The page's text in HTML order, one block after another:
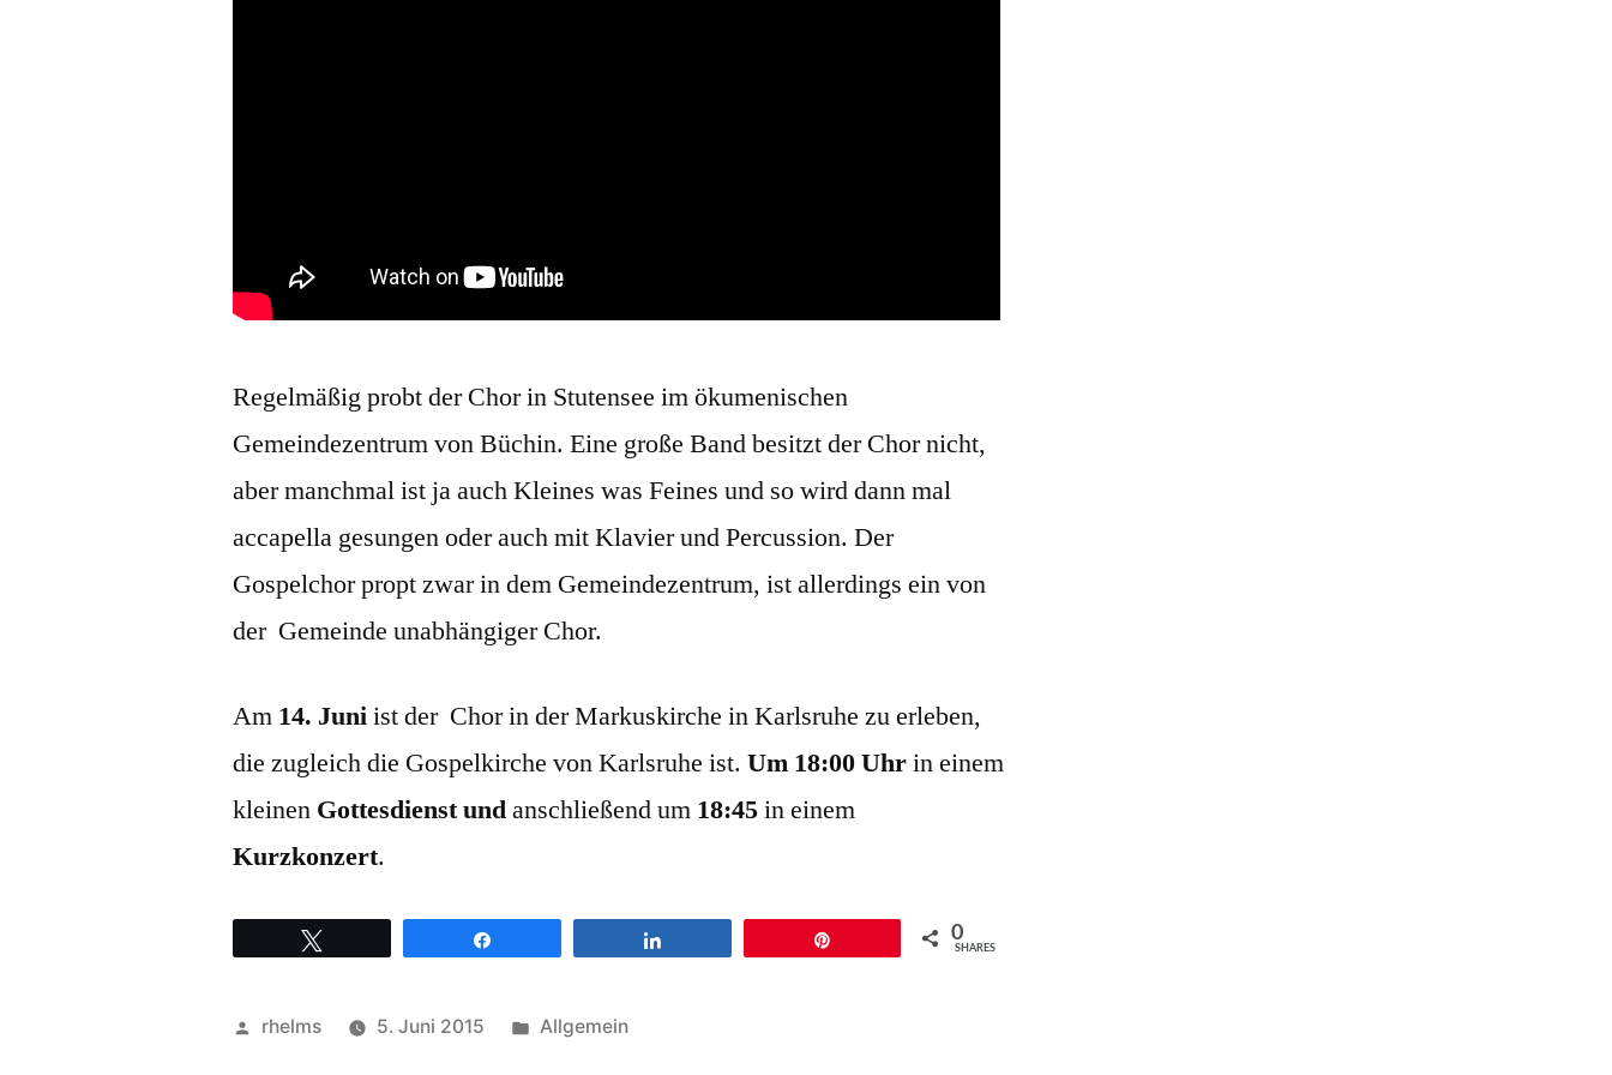
Regelmäßig probt der Chor in Stutensee im ökumenischen
Gemeindezentrum von Büchin. Eine große Band besitzt der Chor nicht,
aber manchmal ist ja auch Kleines was Feines und so wird dann mal
accapella gesungen oder auch mit Klavier und Percussion. Der
Gospelchor propt zwar in dem Gemeindezentrum, ist allerdings ein von
der Gemeinde unabhängiger Chor.
Am 14. Juniist der Chor in der Markuskirche in Karlsruhe zu erleben,
die zugleich die Gospelkirche von Karlsruhe ist.Um 18:00 Uhrin einem
kleinen Gottesdienstundanschließend um 18:45in einem
Kurzkonzert.
0
SHARES
Veröffentlicht
rhelms 5. Juni 2015
Veröffentlicht
Allgemein